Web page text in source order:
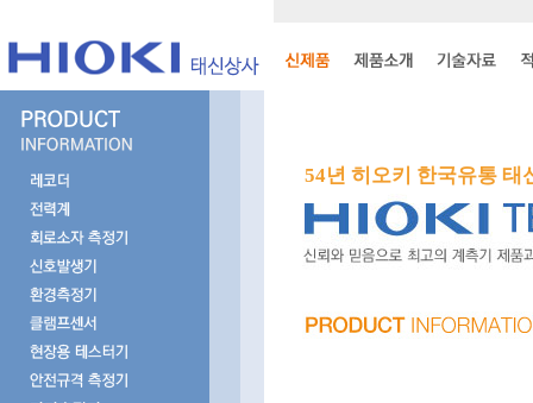
54년 히오키 한국유통 태